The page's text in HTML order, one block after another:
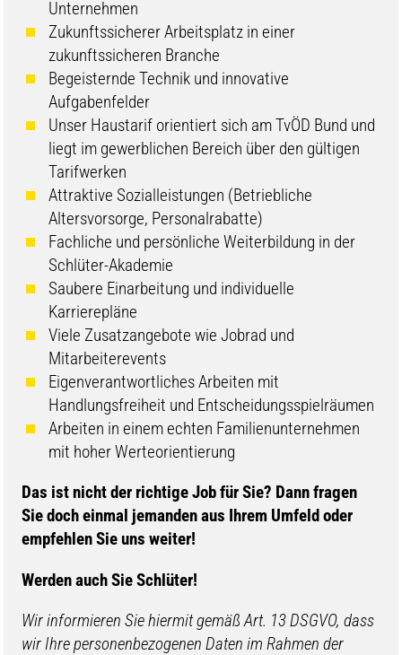
Unternehmen
Zukunftssicherer Arbeitsplatz in einer
zukunftssicheren Branche
Begeisternde Technik und innovative
Aufgabenfelder
Unser Haustarif orientiert sich am TvÖD Bund und
liegt im gewerblichen Bereich über den gültigen
Tarifwerken
Attraktive Sozialleistungen (Betriebliche
Altersvorsorge, Personalrabatte)
Fachliche und persönliche Weiterbildung in der
Schlüter-Akademie
Saubere Einarbeitung und individuelle
Karrierepläne
Viele Zusatzangebote wie Jobrad und
Mitarbeiterevents
Eigenverantwortliches Arbeiten mit
Handlungsfreiheit und Entscheidungsspielräumen
Arbeiten in einem echten Familienunternehmen
mit hoher Werteorientierung
​​Das ist nicht der richtige Job für Sie? Dann fragen
Sie doch einmal jemanden aus Ihrem Umfeld oder
empfehlen Sie uns weiter!
Werden auch Sie Schlüter!
Wir informieren Sie hiermit gemäß Art. 13 DSGVO, dass
wir Ihre personenbezogenen Daten im Rahmen der